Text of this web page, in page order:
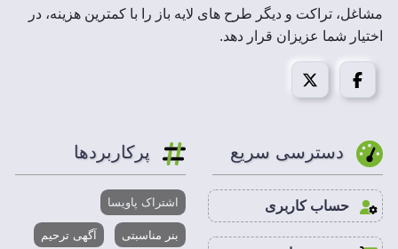
حجم فایل فشرده
:
2 تا 10 MB
مد تصویر:
تهیهکارت ویزیت فروشگاه فرشبا 300dpi رزولوشن.
با خرید و چاپ
کارت ویزیت فروشگاه فرش
تعاملات با افراد مختلف در موارد مختلف و مناسبت های
مشاغل، تراکت و دیگر طرح های لایه باز را با کمترین هزینه، در
اختیار شما عزیزان قرار دهد.
دسترسی سریع
حساب کاربری
پرکاربردها
اشتراک پاویسا
بنر مناسبتی آگهی ترحیم